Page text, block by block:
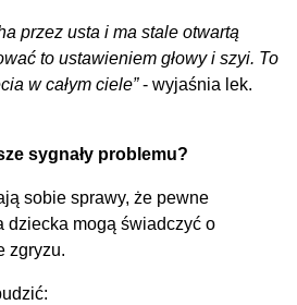
przez usta i ma stale otwartą
to ustawieniem głowy i szyi. To
w całym ciele”- wyjaśnia lek.
sygnały problemu?
sobie sprawy, że pewne
dziecka mogą świadczyć o
zgryzu.